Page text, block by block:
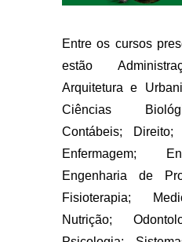
Entre os cursos
estão
Arquitetura e
Ciências
Contábeis;
Enfermagem;
Engenharia de
Fisioterapia;
Nutrição;